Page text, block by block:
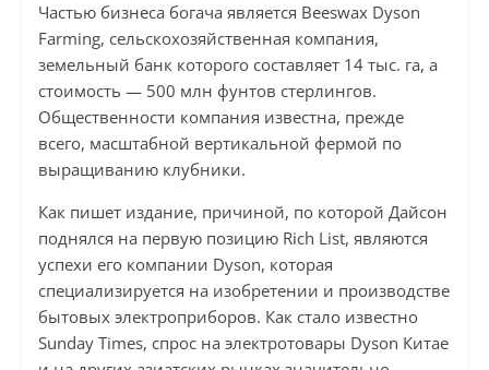
Частью бизнеса богача является Beeswax Dyson
Farming, сельскохозяйственная компания,
земельный банк которого составляет 14 тыс. га, а
стоимость — 500 млн фунтов стерлингов.
Общественности компания известна, прежде
всего, масштабной вертикальной фермой по
выращиванию клубники.
Как пишет издание, причиной, по которой Дайсон
поднялся на первую позицию Rich List, являются
успехи его компании Dyson, которая
специализируется на изобретении и производстве
бытовых электроприборов. Как стало известно
Sunday Times, спрос на электротовары Dyson Китае